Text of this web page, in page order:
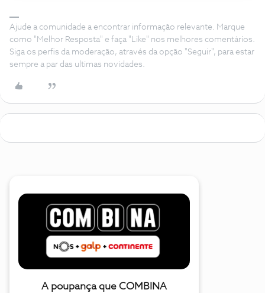
Ajude a comunidade a encontrar informação relevante. Marque
como "Melhor Resposta" e faça "Like" nos melhores comentários.
Siga os perfis da moderação, através da opção "Seguir", para estar
sempre a par das ultimas novidades.
A poupança que COMBINA